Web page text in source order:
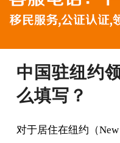
中国驻纽约
么填写？
对于居住在纽约（